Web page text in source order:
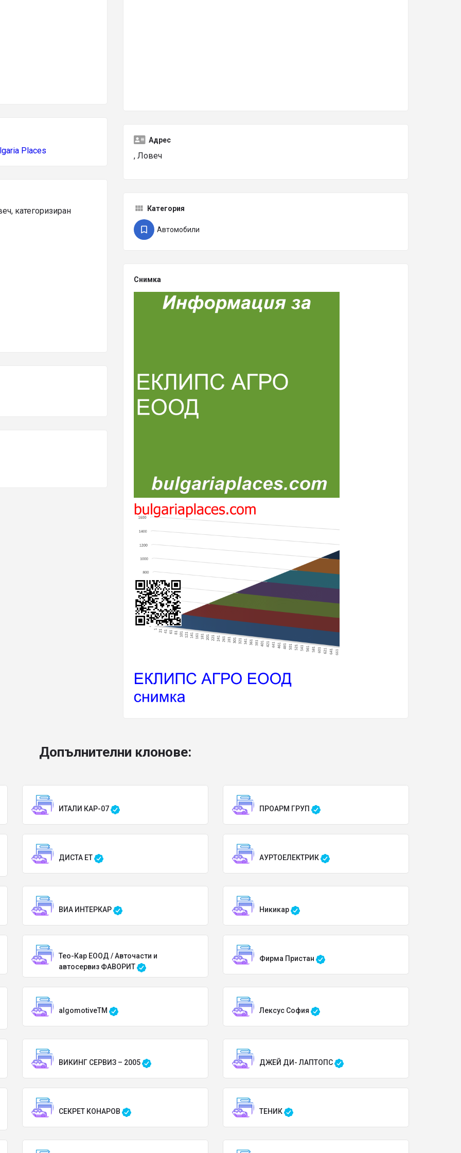
Places
категоризиран
Адрес
, Ловеч
Категория
Автомобили
Снимка
Допълнителни клонове:
ИТАЛИ КАР-07 ПРОАРМ ГРУП
ДИСТА ЕТ АУРТОЕЛЕКТРИК
ВИА ИНТЕРКАР Никикар
Тео-Кар ЕООД / Авточасти и
автосервиз ФАВОРИТ
Фирма Пристан
algomotiveTM Лексус София
ВИКИНГ СЕРВИЗ – 2005 ДЖЕЙ ДИ- ЛАПТОПС
СЕКРЕТ КОНАРОВ ТЕНИК